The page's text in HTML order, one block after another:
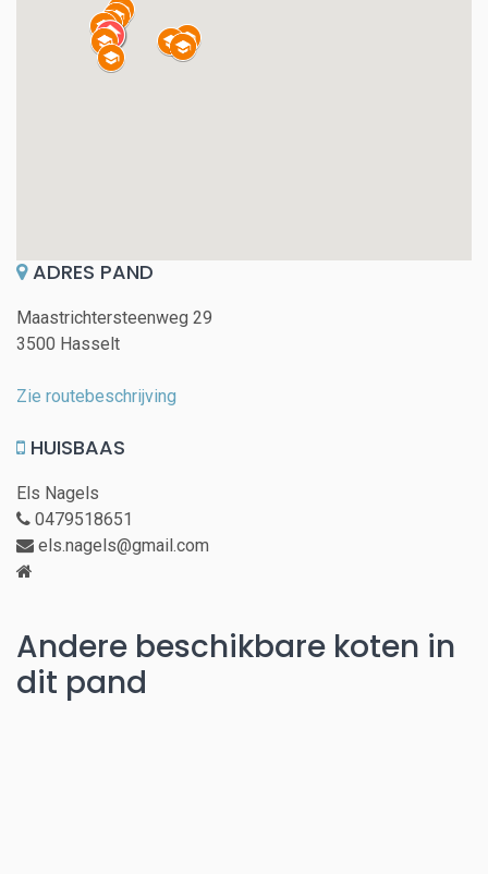
ADRES PAND
Maastrichtersteenweg 29
3500 Hasselt
Zie routebeschrijving
HUISBAAS
Els Nagels
0479518651
els.nagels@gmail.com
Andere beschikbare koten in
dit pand